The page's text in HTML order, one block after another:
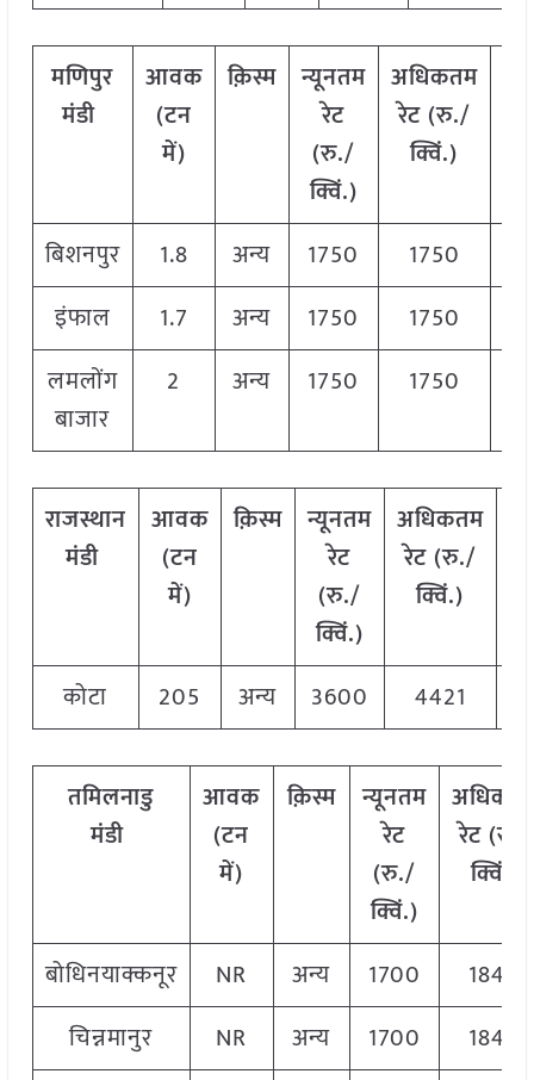
मणिपुर
मंडी
आवक
(टन
में)
क़िस्म
न्यूनतम
रेट
(रु./
क्विं.)
अधिकतम
रेट (रु./
क्विं.)
बिशनपुर
1.8 अन्य 1750 1750
इंफाल
1.7 अन्य 1750 1750
लमलोंग
बाजार
2 अन्य 1750 1750
राजस्थान
मंडी
आवक
(टन
में)
क़िस्म
न्यूनतम
रेट
(रु./
क्विं.)
अधिकतम
रेट (रु./
क्विं.)
कोटा
205 अन्य 3600 4421
तमिलनाडु
मंडी
आवक
(टन
में)
क़िस्म
न्यूनतम
रेट
(रु./
क्विं.)
रेट (रु./
क्विं.)
बोधिनयाक्कनूर NR अन्य 1700
1840
चिन्नमानुर
NR अन्य 1700
1840